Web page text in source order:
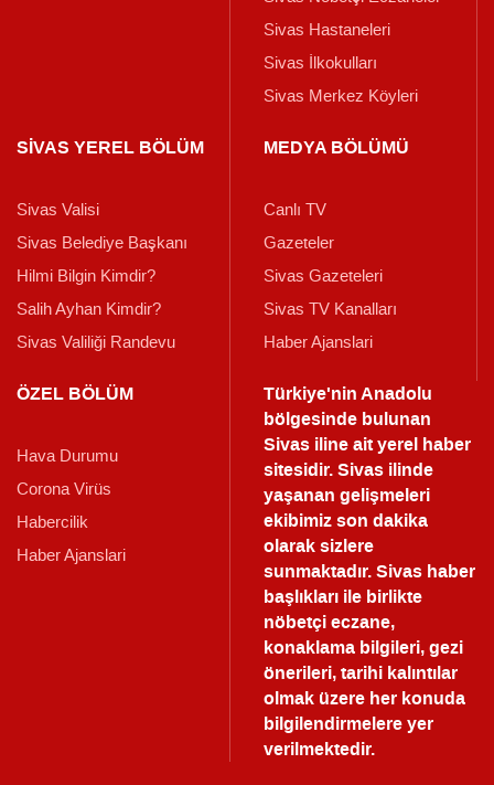
Sivas Hastaneleri
Sivas İlkokulları
Sivas Merkez Köyleri
SİVAS YEREL BÖLÜM
Sivas Valisi
Sivas Belediye Başkanı
Hilmi Bilgin Kimdir?
Salih Ayhan Kimdir?
Sivas Valiliği Randevu
MEDYA BÖLÜMÜ
Canlı TV
Gazeteler
Sivas Gazeteleri
Sivas TV Kanalları
Haber Ajanslari
ÖZEL BÖLÜM
Hava Durumu
Corona Virüs
Habercilik
Haber Ajanslari
Türkiye'nin Anadolu
bölgesinde bulunan
Sivas iline ait yerel haber
sitesidir. Sivas ilinde
yaşanan gelişmeleri
ekibimiz son dakika
olarak sizlere
sunmaktadır.Sivas haber
başlıkları ile birlikte
nöbetçi eczane,
konaklama bilgileri, gezi
önerileri, tarihi kalıntılar
olmak üzere her konuda
bilgilendirmelere yer
verilmektedir.